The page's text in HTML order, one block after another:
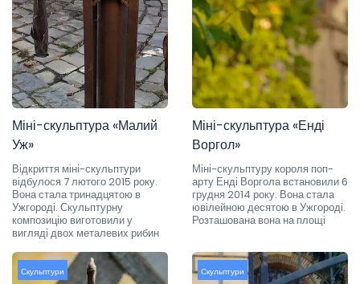
Міні-скульптура «Малий
Уж»
Відкриття міні-скульптури
відбулося 7 лютого 2015 року.
Вона стала тринадцятою в
Ужгороді. Скульптурну
композицію виготовили у
вигляді двох металевих рибин
Міні-скульптура «Енді
Воргол»
Міні-скульптуру короля поп-
арту Енді Воргола встановили 6
грудня 2014 року. Вона стала
ювілейною десятою в Ужгороді.
Розташована вона на площі
Скульптури Скульптури